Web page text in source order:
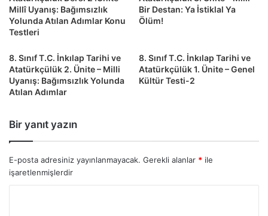
Millî Uyanış: Bağımsızlık
Yolunda Atılan Adımlar Konu
Testleri
Bir Destan: Ya İstiklal Ya
Ölüm!
8. Sınıf T.C. İnkılap Tarihi ve
Atatürkçülük 2. Ünite – Milli
Uyanış: Bağımsızlık Yolunda
Atılan Adımlar
8. Sınıf T.C. İnkılap Tarihi ve
Atatürkçülük 1. Ünite – Genel
Kültür Testi-2
Bir yanıt yazın
E-posta adresiniz yayınlanmayacak. Gerekli alanlar * ile
işaretlenmişlerdir